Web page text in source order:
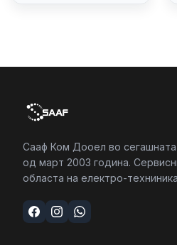
Сааф Ком Дооел во
од март 2003 година.
областа на електро-